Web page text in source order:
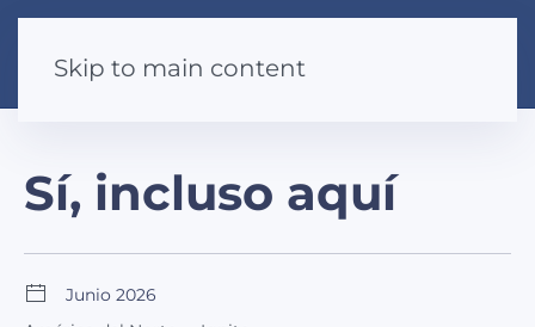
Skip to main content
Sí, incluso aquí
Junio 2026